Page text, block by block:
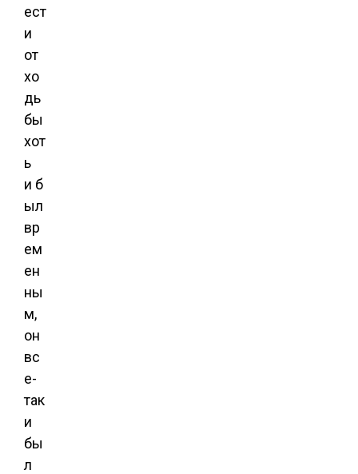
ест
и
от
хо
дь
бы
хот
ь
и б
ыл
вр
ем
ен
ны
м,
он
вс
е-
так
и
бы
л